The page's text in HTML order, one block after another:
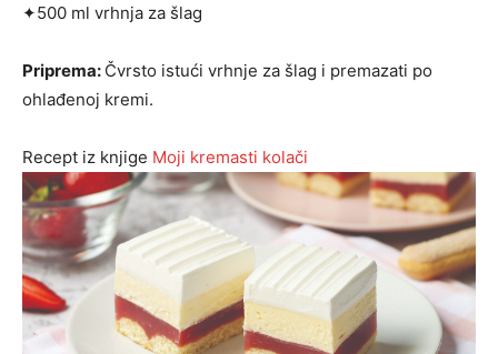
✦500 ml vrhnja za šlag
Priprema: Čvrsto istući vrhnje za šlag i premazati po
ohlađenoj kremi.
Recept iz knjige Moji kremasti kolači